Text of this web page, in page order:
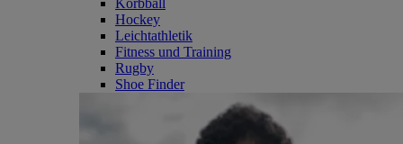
Korbball
Hockey
Leichtathletik
Fitness und Training
Rugby
Shoe Finder